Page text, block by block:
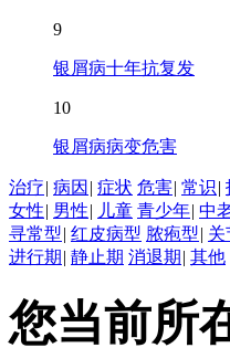
9
银屑病十年抗复发
10
银屑病病变危害
治疗| 病因 | 症状 危害| 常识|
女性| 男性| 儿童 青少年| 中
寻常型| 红皮病型 脓疱型| 关
进行期 | 静止期 消退期 | 其他
您当前所